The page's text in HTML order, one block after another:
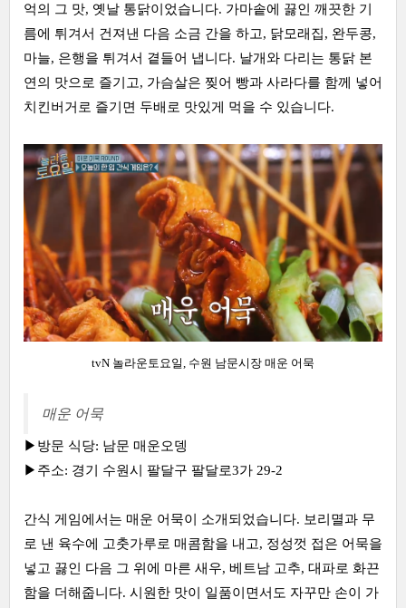
억의 그 맛, 옛날 통닭이었습니다. 가마솥에 끓인 깨끗한 기
름에 튀겨서 건져낸 다음 소금 간을 하고, 닭모래집, 완두콩,
마늘, 은행을 튀겨서 곁들어 냅니다. 날개와 다리는 통닭 본
연의 맛으로 즐기고, 가슴살은 찢어 빵과 사라다를 함께 넣어
치킨버거로 즐기면 두배로 맛있게 먹을 수 있습니다.
tvN 놀라운토요일, 수원 남문시장 매운 어묵
매운 어묵
▶방문 식당: 남문 매운오뎅
▶주소: 경기 수원시 팔달구 팔달로3가 29-2
간식 게임에서는 매운 어묵이 소개되었습니다. 보리멸과 무
로 낸 육수에 고춧가루로 매콤함을 내고, 정성껏 접은 어묵을
넣고 끓인 다음 그 위에 마른 새우, 베트남 고추, 대파로 화끈
함을 더해줍니다. 시원한 맛이 일품이면서도 자꾸만 손이 가